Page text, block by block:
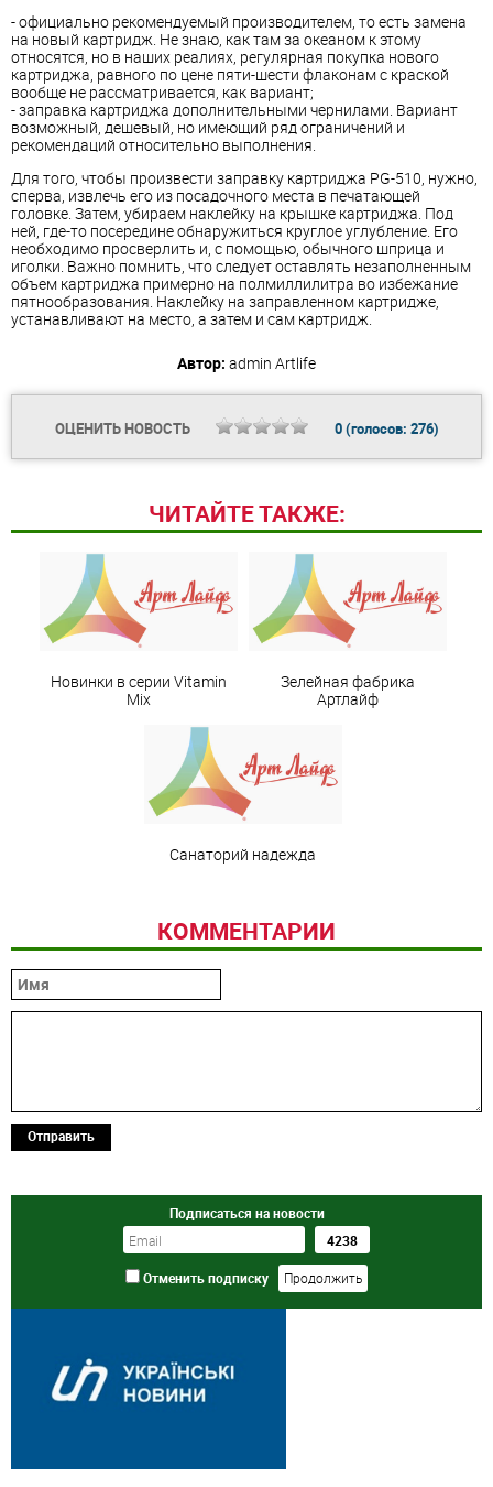
- официально рекомендуемый производителем, то есть замена
на новый картридж. Не знаю, как там за океаном к этому
относятся, но в наших реалиях, регулярная покупка нового
картриджа, равного по цене пяти-шести флаконам с краской
вообще не рассматривается, как вариант;
- заправка картриджа дополнительными чернилами. Вариант
возможный, дешевый, но имеющий ряд ограничений и
рекомендаций относительно выполнения.
Для того, чтобы произвести заправку картриджа PG-510, нужно,
сперва, извлечь его из посадочного места в печатающей
головке. Затем, убираем наклейку на крышке картриджа. Под
ней, где-то посередине обнаружиться круглое углубление. Его
необходимо просверлить и, с помощью, обычного шприца и
иголки. Важно помнить, что следует оставлять незаполненным
объем картриджа примерно на полмиллилитра во избежание
пятнообразования. Наклейку на заправленном картридже,
устанавливают на место, а затем и сам картридж.
Автор: admin Artlife
ОЦЕНИТЬ НОВОСТЬ 0(голосов: 276)
ЧИТАЙТЕ ТАКЖЕ:
Новинки в серии Vitamin
Mix
Зелейная фабрика
Артлайф
Санаторий надежда
КОММЕНТАРИИ
Отправить
Подписаться на новости
Отменить подписку